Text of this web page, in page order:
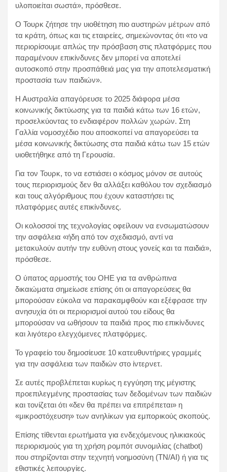
υλοποιείται σωστά», πρόσθεσε.
Ο Τουρκ ζήτησε την υιοθέτηση πιο αυστηρών μέτρων από
τα κράτη, όπως και τις εταιρείες, σημειώνοντας ότι «το να
περιορίσουμε απλώς την πρόσβαση στις πλατφόρμες που
παραμένουν επικίνδυνες δεν μπορεί να αποτελεί
αυτοσκοπό στην προσπάθειά μας για την αποτελεσματική
προστασία των παιδιών».
Η Αυστραλία απαγόρευσε το 2025 διάφορα μέσα
κοινωνικής δικτύωσης για τα παιδιά κάτω των 16 ετών,
προσελκύοντας το ενδιαφέρον πολλών χωρών. Στη
Γαλλία νομοσχέδιο που αποσκοπεί να απαγορεύσει τα
μέσα κοινωνικής δικτύωσης στα παιδιά κάτω των 15 ετών
υιοθετήθηκε από τη Γερουσία.
Για τον Τουρκ, το να εστιάσει ο κόσμος μόνον σε αυτούς
τους περιορισμούς δεν θα αλλάξει καθόλου τον σχεδιασμό
και τους αλγόριθμους που έχουν καταστήσει τις
πλατφόρμες αυτές επικίνδυνες.
Οι κολοσσοί της τεχνολογίας οφείλουν να ενσωματώσουν
την ασφάλεια «ήδη από τον σχεδιασμό, αντί να
μετακυλούν αυτήν την ευθύνη στους γονείς και τα παιδιά»,
πρόσθεσε.
Ο ύπατος αρμοστής του ΟΗΕ για τα ανθρώπινα
δικαιώματα σημείωσε επίσης ότι οι απαγορεύσεις θα
μπορούσαν εύκολα να παρακαμφθούν και εξέφρασε την
ανησυχία ότι οι περιορισμοί αυτού του είδους θα
μπορούσαν να ωθήσουν τα παιδιά προς πιο επικίνδυνες
και λιγότερο ελεγχόμενες πλατφόρμες.
Το γραφείο του δημοσίευσε 10 κατευθυντήριες γραμμές
για την ασφάλεια των παιδιών στο ίντερνετ.
Σε αυτές προβλέπεται κυρίως η εγγύηση της μέγιστης
προεπιλεγμένης προστασίας των δεδομένων των παιδιών
και τονίζεται ότι «δεν θα πρέπει να επιτρέπεται» η
«μικροστόχευση» των ανηλίκων για εμπορικούς σκοπούς.
Επίσης τίθενται ερωτήματα για ενδεχόμενους ηλικιακούς
περιορισμούς για τη χρήση ρομπότ συνομιλίας (chatbot)
που στηρίζονται στην τεχνητή νοημοσύνη (ΤΝ/AI) ή για τις
εθιστικές λειτουργίες.